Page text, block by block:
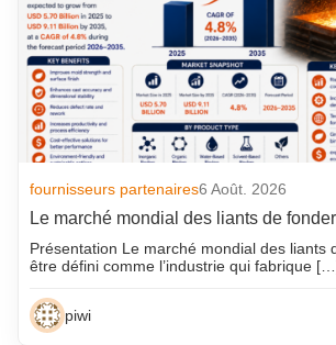
fournisseurs partenaires6 Août. 2026
Le marché mondial des liants de
Présentation Le marché mondial des liants
être défini comme l’industrie qui fabrique
piwi